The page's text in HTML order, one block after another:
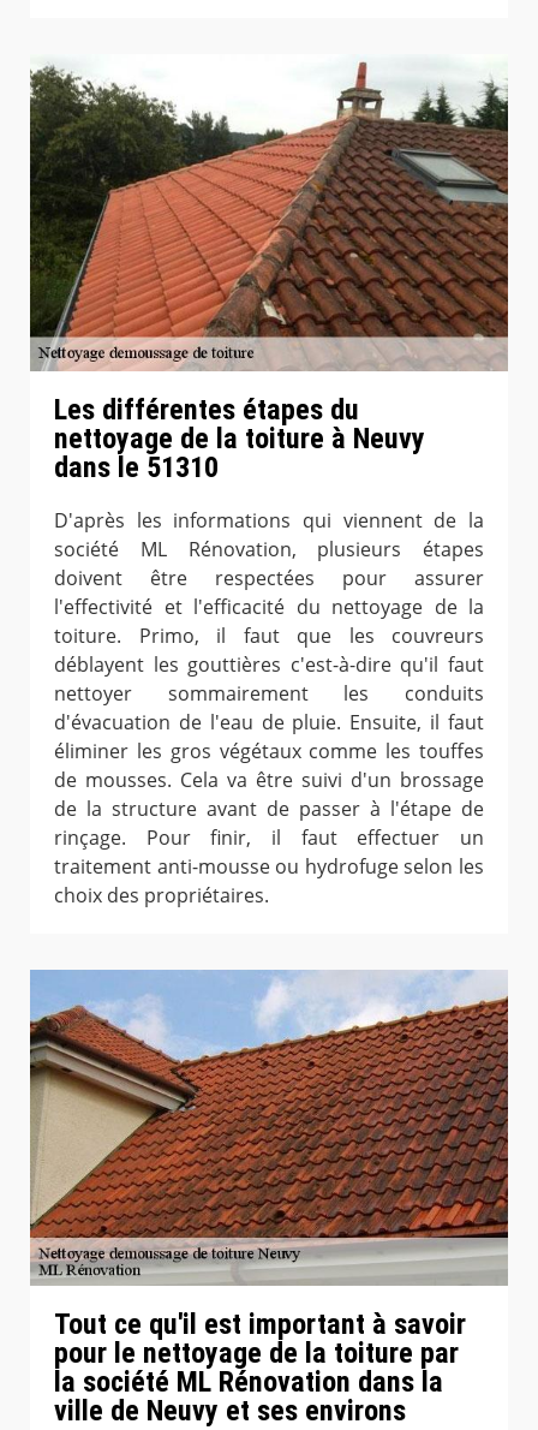
Les différentes étapes du
nettoyage de la toiture à Neuvy
dans le 51310
D'après les informations qui viennent de la
société ML Rénovation, plusieurs étapes
doivent être respectées pour assurer
l'effectivité et l'efficacité du nettoyage de la
toiture. Primo, il faut que les couvreurs
déblayent les gouttières c'est-à-dire qu'il faut
nettoyer sommairement les conduits
d'évacuation de l'eau de pluie. Ensuite, il faut
éliminer les gros végétaux comme les touffes
de mousses. Cela va être suivi d'un brossage
de la structure avant de passer à l'étape de
rinçage. Pour finir, il faut effectuer un
traitement anti-mousse ou hydrofuge selon les
choix des propriétaires.
Tout ce qu'il est important à savoir
pour le nettoyage de la toiture par
la société ML Rénovation dans la
ville de Neuvy et ses environs